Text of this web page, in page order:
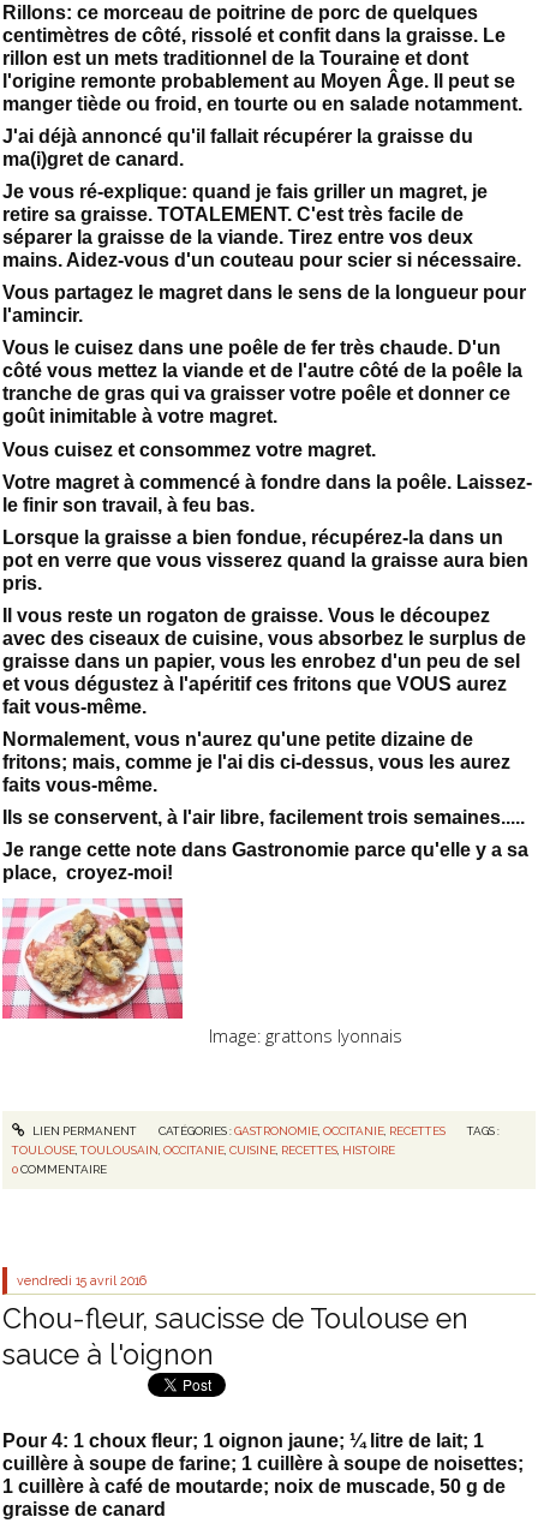
Rillons: ce morceau de poitrine de porc de quelques
centimètres de côté, rissolé et confit dans la graisse. Le
rillon est un mets traditionnel de la Touraine et dont
l'origine remonte probablement au Moyen Âge. Il peut se
manger tiède ou froid, en tourte ou en salade notamment.
J'ai déjà annoncé qu'il fallait récupérer la graisse du
ma(i)gret de canard.
Je vous ré-explique: quand je fais griller un magret, je
retire sa graisse. TOTALEMENT. C'est très facile de
séparer la graisse de la viande. Tirez entre vos deux
mains. Aidez-vous d'un couteau pour scier si nécessaire.
Vous partagez le magret dans le sens de la longueur pour
l'amincir.
Vous le cuisez dans une poêle de fer très chaude. D'un
côté vous mettez la viande et de l'autre côté de la poêle la
tranche de gras qui va graisser votre poêle et donner ce
goût inimitable à votre magret.
Vous cuisez et consommez votre magret.
Votre magret à commencé à fondre dans la poêle. Laissez-
le finir son travail, à feu bas.
Lorsque la graisse a bien fondue, récupérez-la dans un
pot en verre que vous visserez quand la graisse aura bien
pris.
Il vous reste un rogaton de graisse. Vous le découpez
avec des ciseaux de cuisine, vous absorbez le surplus de
graisse dans un papier, vous les enrobez d'un peu de sel
et vous dégustez à l'apéritif ces fritons que VOUS aurez
fait vous-même.
Normalement, vous n'aurez qu'une petite dizaine de
fritons; mais, comme je l'ai dis ci-dessus, vous les aurez
faits vous-même.
Ils se conservent, à l'air libre, facilement trois semaines.....
Je range cette note dans Gastronomie parce qu'elle y a sa
place, croyez-moi!
Image: grattons lyonnais
LIEN PERMANENT CATÉGORIES :GASTRONOMIE, OCCITANIE, RECETTES
TAGS :
TOULOUSE ,TOULOUSAIN ,OCCITANIE ,CUISINE RECETTES HISTOIRE
0COMMENTAIRE
vendredi 15 avril 2016
Chou-fleur, saucisse de Toulouse en
sauce à l'oignon
Pour 4: 1 choux fleur; 1 oignon jaune; ¼ litre de lait; 1
cuillère à soupe de farine; 1 cuillère à soupe de noisettes;
1 cuillère à café de moutarde; noix de muscade, 50 g de
graisse de canard